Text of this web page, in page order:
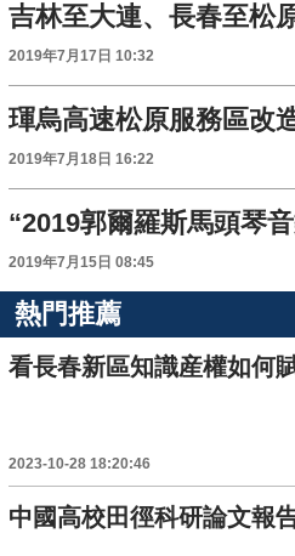
吉林至大連、長春至松
2019年7月17日 10:32
2019年7月18日 16:22
2019年7月15日 08:45
熱門推薦
看長春新區知識産權如何
2023-10-28 18:20:46
中國高校田徑科研論文報